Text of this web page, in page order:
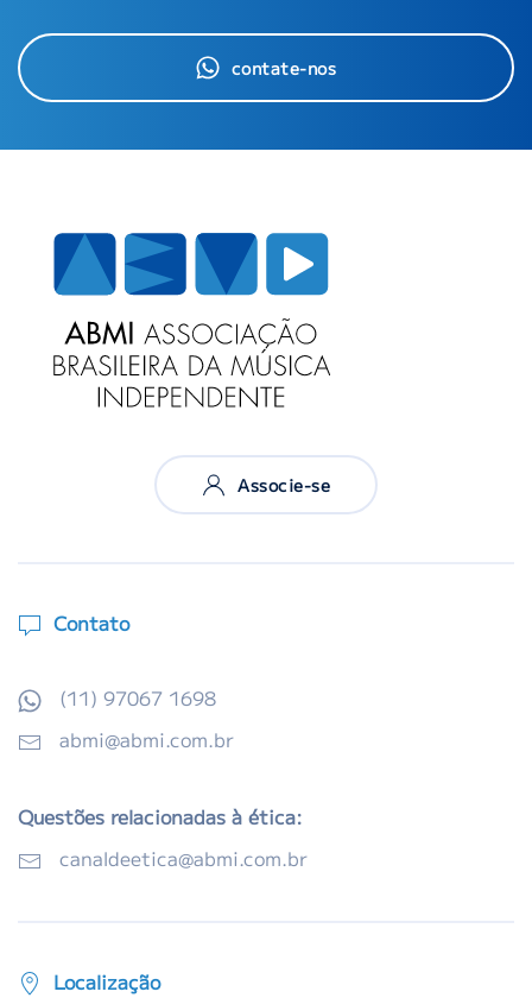
contate-nos
Associe-se
Contato
(11) 97067 1698
abmi@abmi.com.br
Questões relacionadas à ética:
canaldeetica@abmi.com.br
Localização